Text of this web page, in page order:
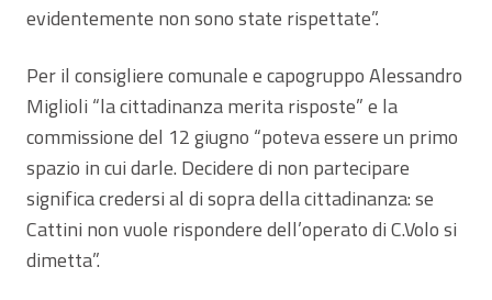
evidentemente non sono state rispettate”.
Per il consigliere comunale e capogruppo Alessandro
Miglioli “la cittadinanza merita risposte” e la
commissione del 12 giugno “poteva essere un primo
spazio in cui darle. Decidere di non partecipare
significa credersi al di sopra della cittadinanza: se
Cattini non vuole rispondere dell’operato di C.Volo si
dimetta”.